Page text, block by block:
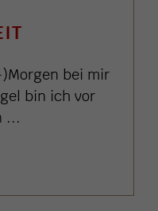
bei mir
bin ich vor
...